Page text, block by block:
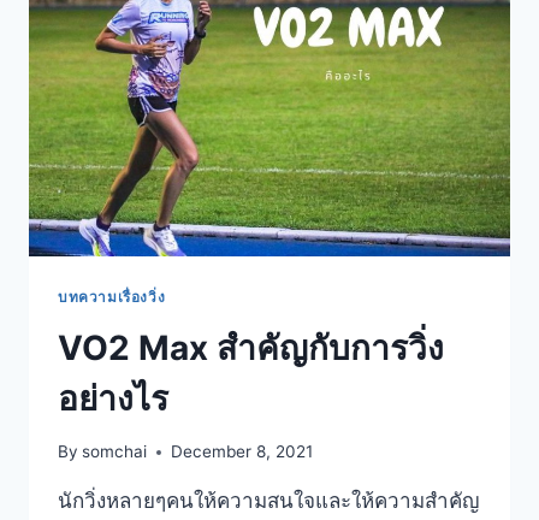
บทความเรื่องวิ่ง
VO2 Max สำคัญกับการวิ่ง
อย่างไร
By somchai December 8, 2021
นักวิ่งหลายๆคนให้ความสนใจและให้ความสำคัญ